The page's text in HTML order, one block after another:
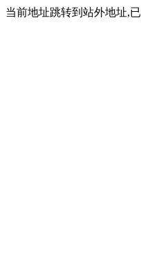
当前地址跳转到站外地址,